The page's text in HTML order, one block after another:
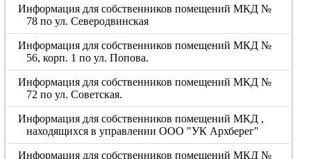
Информация для собственников помещений МКД №
78 по ул. Северодвинская
Информация для собственников помещений МКД №
56, корп. 1 по ул. Попова.
Информация для собственников помещений МКД №
72 по ул. Советская.
Информация для собственников помещений МКД ,
находящихся в управлении ООО "УК Архберег"
Информация для собственников помещений МКД №